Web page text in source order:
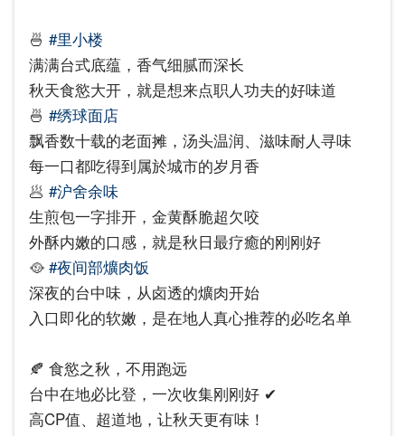
🍜 #里小楼
满满台式底蕴，香气细腻而深长
秋天食慾大开，就是想来点职人功夫的好味道
🍜 #绣球面店
飘香数十载的老面摊，汤头温润、滋味耐人寻味
每一口都吃得到属於城市的岁月香
🥟 #沪舍余味
生煎包一字排开，金黄酥脆超欠咬
外酥内嫩的口感，就是秋日最疗癒的刚刚好
🥘 #夜间部爌肉饭
深夜的台中味，从卤透的爌肉开始
入口即化的软嫩，是在地人真心推荐的必吃名单
🍂 食慾之秋，不用跑远
台中在地必比登，一次收集刚刚好 ✔
高CP值、超道地，让秋天更有味！